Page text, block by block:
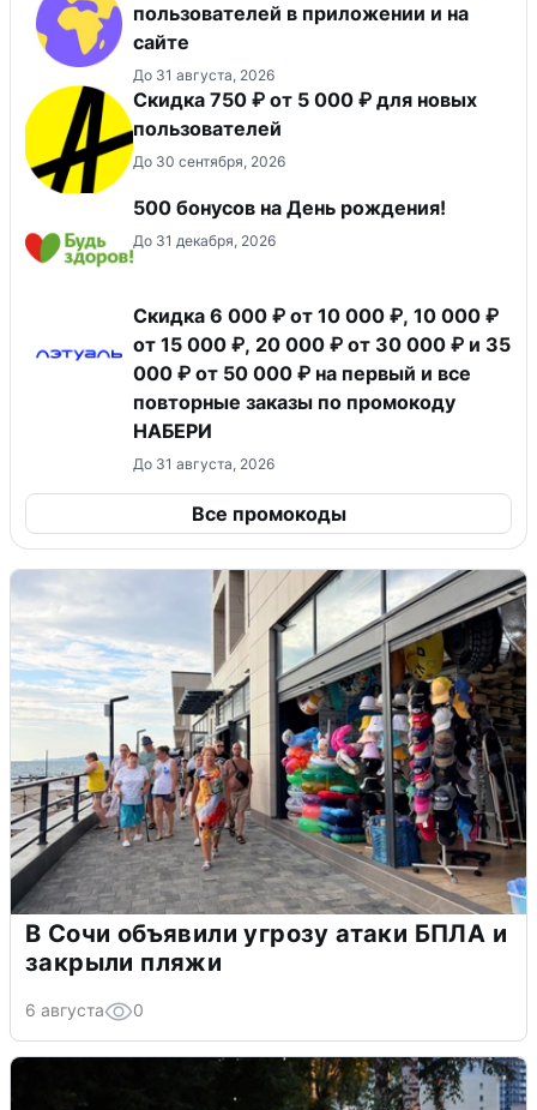
пользователей в приложении и на
сайте
До 31 августа, 2026
Скидка 750 ₽ от 5 000 ₽ для новых
пользователей
До 30 сентября, 2026
500 бонусов на День рождения!
До 31 декабря, 2026
Скидка 6 000 ₽ от 10 000 ₽, 10 000 ₽
от 15 000 ₽, 20 000 ₽ от 30 000 ₽ и 35
000 ₽ от 50 000 ₽ на первый и все
повторные заказы по промокоду
НАБЕРИ
До 31 августа, 2026
Все промокоды
В Сочи объявили угрозу атаки БПЛА и
закрыли пляжи
6 августа 0